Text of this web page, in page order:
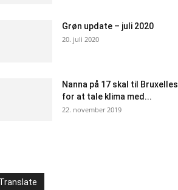
Grøn update – juli 2020
20. juli 2020
Nanna på 17 skal til Bruxelles
for at tale klima med...
22. november 2019